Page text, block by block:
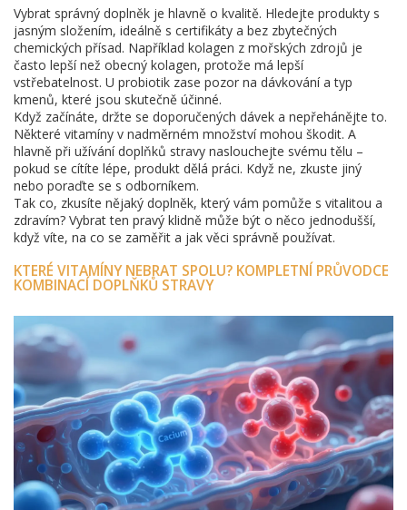
Vybrat správný doplněk je hlavně o kvalitě. Hledejte produkty s
jasným složením, ideálně s certifikáty a bez zbytečných
chemických přísad. Například kolagen z mořských zdrojů je
často lepší než obecný kolagen, protože má lepší
vstřebatelnost. U probiotik zase pozor na dávkování a typ
kmenů, které jsou skutečně účinné.
Když začínáte, držte se doporučených dávek a nepřehánějte to.
Některé vitamíny v nadměrném množství mohou škodit. A
hlavně při užívání doplňků stravy naslouchejte svému tělu –
pokud se cítíte lépe, produkt dělá práci. Když ne, zkuste jiný
nebo poraďte se s odborníkem.
Tak co, zkusíte nějaký doplněk, který vám pomůže s vitalitou a
zdravím? Vybrat ten pravý klidně může být o něco jednodušší,
když víte, na co se zaměřit a jak věci správně používat.
KTERÉ VITAMÍNY NEBRAT SPOLU? KOMPLETNÍ PRŮVODCE
KOMBINACÍ DOPLŇKŮ STRAVY